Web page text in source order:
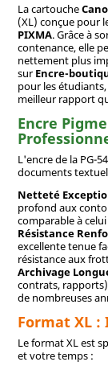
La cartouche
(XL) conçue pour
PIXMA. Grâce à
contenance, elle
nettement plus
surEncre-
pour les
meilleur rapport
Encre
L'encre de la PG-
documents
Netteté
profond aux
comparable à
Résistance
excellente tenue
résistance aux
Archivage
contrats,
de nombreuses
Format XL :
Le format XL est
et votre temps :